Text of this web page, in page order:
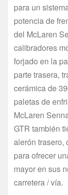
para un
potencia de
del McLaren
calibradores
forjado en la
parte trasera,
cerámica de
paletas de
McLaren
GTR también
alerón trasero,
para ofrecer
mayor en sus
carretera / vía.